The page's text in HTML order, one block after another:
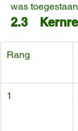
was
2.3
Rang
1